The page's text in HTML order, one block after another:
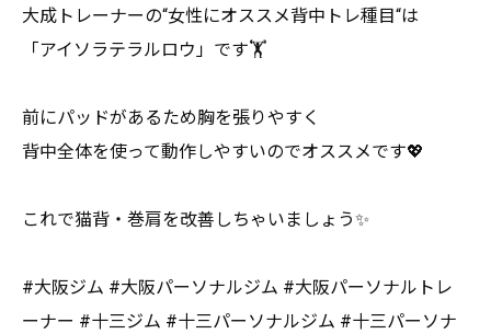
大成トレーナーの“女性にオススメ背中トレ種目“は
「アイソラテラルロウ」です🏋️
前にパッドがあるため胸を張りやすく
背中全体を使って動作しやすいのでオススメです💖
これで猫背・巻肩を改善しちゃいましょう✨
#大阪ジム #大阪パーソナルジム #大阪パーソナルトレ
ーナー #十三ジム #十三パーソナルジム #十三パーソナ